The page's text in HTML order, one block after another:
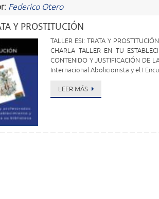
Federico Otero
Y PROSTITUCIÓN
TALLER ESI: TRATA Y
CHARLA TALLER EN TU
CONTENIDO Y JUSTIFICACIÓN DE
Internacional Abolicionista y el I
LEER MÁS